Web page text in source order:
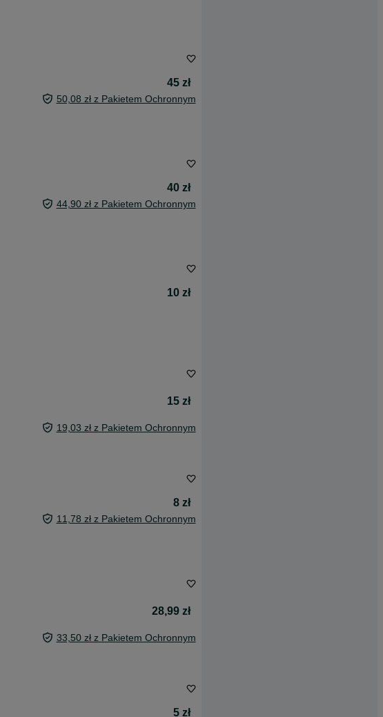
45 zł
50,08 zł z Pakietem Ochronnym
40 zł
44,90 zł z Pakietem Ochronnym
10 zł
15 zł
19,03 zł z Pakietem Ochronnym
8 zł
11,78 zł z Pakietem Ochronnym
28,99 zł
33,50 zł z Pakietem Ochronnym
5 zł